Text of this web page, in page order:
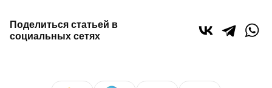
Поделиться статьей в
социальных сетях